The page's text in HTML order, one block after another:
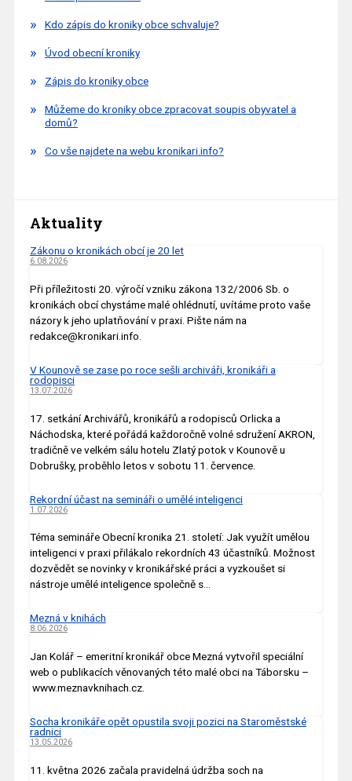
Kdo zápis do kroniky obce schvaluje?
Úvod obecní kroniky
Zápis do kroniky obce
Můžeme do kroniky obce zpracovat soupis obyvatel a
domů?
Co vše najdete na webu kronikari.info?
Aktuality
Zákonu o kronikách obcí je 20 let
6.08.2026
Při příležitosti 20. výročí vzniku zákona 132/2006 Sb. o
kronikách obcí chystáme malé ohlédnutí, uvítáme proto vaše
názory k jeho uplatňování v praxi. Pište nám na
redakce@kronikari.info.
V Kounově se zase po roce sešli archiváři, kronikáři a
rodopisci
13.07.2026
17. setkání Archivářů, kronikářů a rodopisců Orlicka a
Náchodska, které pořádá každoročně volné sdružení AKRON,
tradičně ve velkém sálu hotelu Zlatý potok v Kounově u
Dobrušky, proběhlo letos v sobotu 11. července.
Rekordní účast na semináři o umělé inteligenci
1.07.2026
Téma semináře Obecní kronika 21. století: Jak využít umělou
inteligenci v praxi přilákalo rekordních 43 účastníků. Možnost
dozvědět se novinky v kronikářské práci a vyzkoušet si
nástroje umělé inteligence společně s…
Mezná v knihách
8.06.2026
Jan Kolář – emeritní kronikář obce Mezná vytvořil speciální
web o publikacích věnovaných této malé obci na Táborsku –
www.meznavknihach.cz.
Socha kronikáře opět opustila svoji pozici na Staroměstské
radnici
13.05.2026
11. května 2026 začala pravidelná údržba soch na